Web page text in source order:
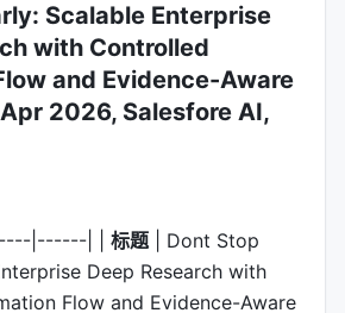
Scalable Enterprise
with Controlled
and Evidence-Aware
2026, Salesfore AI,
|------| | 标题 | Dont Stop
Deep Research with
Flow and Evidence-Aware